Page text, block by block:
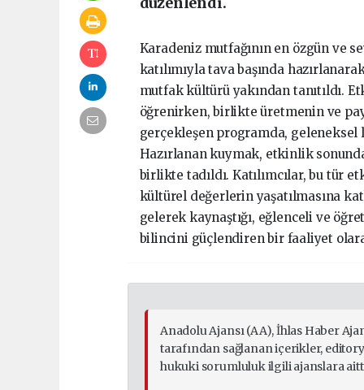
Karadeniz mutfağının en özgün ve
katılımıyla tava başında
mutfak kültürü yakından tanıtıldı.
öğrenirken, birlikte üretmenin ve
gerçekleşen programda, geleneksel
Hazırlanan kuymak, etkinlik
birlikte tadıldı. Katılımcılar, bu tür
kültürel değerlerin yaşatılmasına
gelerek kaynaştığı, eğlenceli ve
bilincini güçlendiren bir faaliyet
Anadolu Ajansı (AA), İhlas Haber
tarafından sağlanan içerikler,
hukuki sorumluluk ilgili ajanslara